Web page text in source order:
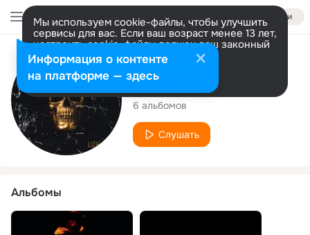
Войти
Мы используем cookie-файлы, чтобы улучшить
сервисы для вас. Если ваш возраст менее 13 лет,
настроить cookie-файлы должен ваш законный
представитель. Больше информации
Разрешить все Настроить
Исполнитель
Luh Jayo
6 альбомов
Слушать
Альбомы
Информация о контенте
на платформе — здесь